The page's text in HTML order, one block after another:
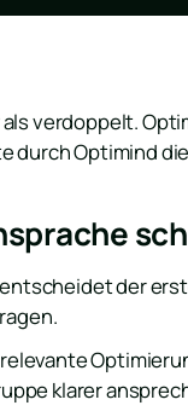
verdoppelt.
durch Optimind
der
klarer